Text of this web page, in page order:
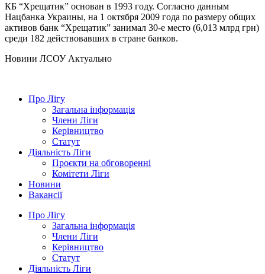
КБ “Хрещатик” основан в 1993 году. Согласно данным
Нацбанка Украины, на 1 октября 2009 года по размеру общих
активов банк “Хрещатик” занимал 30-е место (6,013 млрд грн)
среди 182 действовавших в стране банков.
Hовини ЛСОУ Актуально
Про Лігу
Загальна інформація
Члени Ліги
Керівництво
Статут
Діяльність Ліги
Проєкти на обговоренні
Комітети Ліги
Новини
Вакансії
Про Лігу
Загальна інформація
Члени Ліги
Керівництво
Статут
Діяльність Ліги